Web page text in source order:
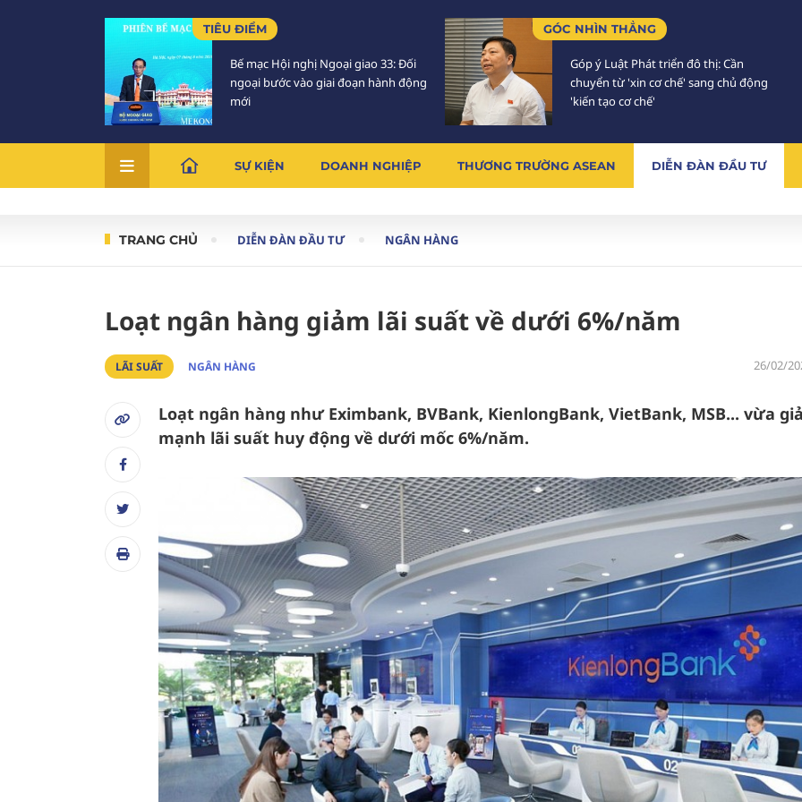
TIÊU ĐIỂM
Bế mạc Hội nghị Ngoại giao 33: Đối
ngoại bước vào giai đoạn hành động
mới
GÓC NHÌN THẲNG
Góp ý Luật Phát triển đô thị: Cần
chuyển từ 'xin cơ chế' sang chủ động
'kiến tạo cơ chế'
SỰ KIỆN DOANH NGHIỆP THƯƠNG TRƯỜNG ASEAN DIỄN ĐÀN ĐẦU TƯ
TRANG CHỦ DIỄN ĐÀN ĐẦU TƯ NGÂN HÀNG
Loạt ngân hàng giảm lãi suất về dưới 6%/năm
LÃI SUẤT NGÂN HÀNG 26/02/
Loạt ngân hàng như Eximbank, BVBank, KienlongBank, VietBank, MSB... vừa
mạnh lãi suất huy động về dưới mốc 6%/năm.